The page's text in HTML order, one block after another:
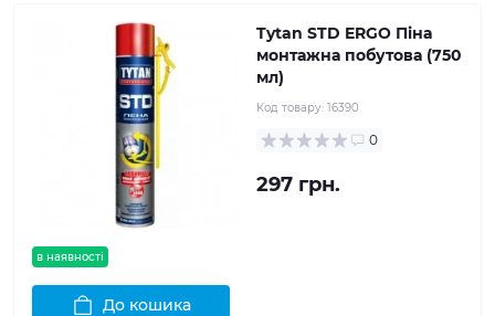
в наявності
Tytan STD ERGO Піна
монтажна побутова (750
мл)
Код товару: 16390
0
297 грн.
До кошика